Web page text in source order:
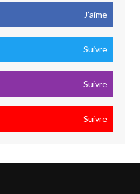
J’aime
Suivre
Suivre
Suivre